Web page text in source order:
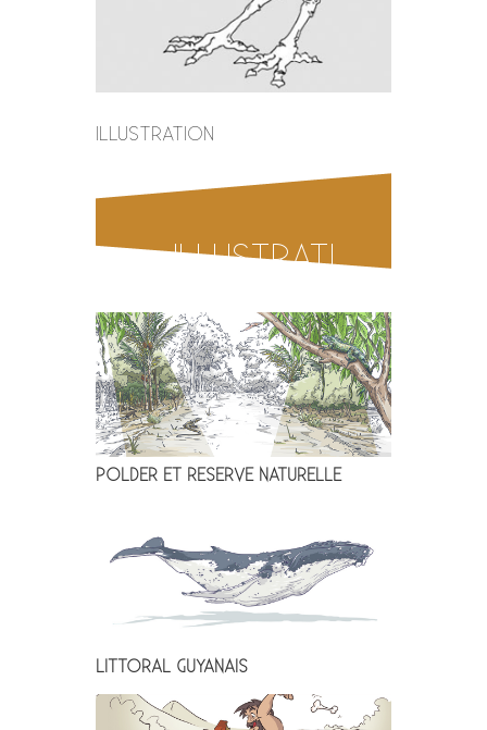
ILLUSTRATION
ILLUSTRATI
POLDER ET RESERVE NATURELLE
LITTORAL GUYANAIS